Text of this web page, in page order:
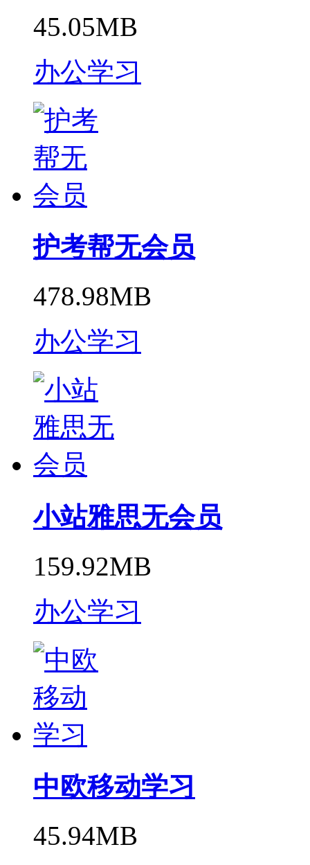
45.05MB
办公学习
护考帮无会员
478.98MB
办公学习
小站雅思无会员
159.92MB
办公学习
中欧移动学习
45.94MB